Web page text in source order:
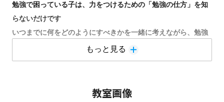
勉強で困っている子は、力をつけるための「勉強の仕方」を知
らないだけです
いつまでに何をどのようにすべきかを一緒に考えながら、勉強
得意科目をさらに伸ばし、苦手科目を克服するためにやるべき
もっと見る
教室画像